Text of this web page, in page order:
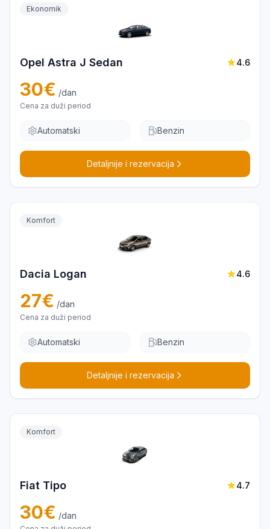
Ekonomik
Opel Astra J Sedan 4.6
30€ /dan
Cena za duži period
Automatski Benzin
Detaljnije i rezervacija
Komfort
Dacia Logan 4.6
27€ /dan
Cena za duži period
Automatski Benzin
Detaljnije i rezervacija
Komfort
Fiat Tipo 4.7
30€ /dan